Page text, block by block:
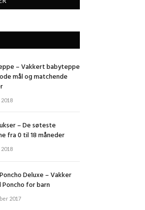
– Vakkert babyteppe
mål og matchende
2018
– De søteste
fra 0 til 18 måneder
2018
Deluxe – Vakker
for barn
2017